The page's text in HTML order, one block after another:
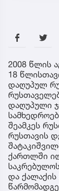
2008 წლის
18
დაღუპულ
დაღუპული
შეამკეს
რუსთავის
ქართლში
და ქალაქის